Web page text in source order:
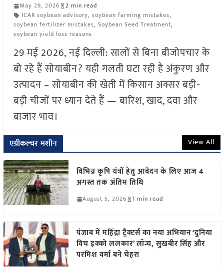
May 29, 2026
2 min read
ICAR soybean advisory, soybean farming mistakes,
soybean fertilizer mistakes, Soybean Seed Treatment,
soybean yield loss reasons
29 मई 2026, नई दिल्ली: सालों से बिना बीजोपचार के
बो रहे हैं सोयाबीन? यही गलती घटा रही है अंकुरण और
उत्पादन – सोयाबीन की खेती में किसान अक्सर बड़ी-
बड़ी चीजों पर ध्यान देते हैं — बारिश, खाद, दवा और
बाजार भाव।
एग्रीकल्चर मशीन View All
विभिन्न कृषि यंत्रों हेतु आवेदन के लिए आज 4
अगस्त तक अंतिम तिथि
August 5, 2026 1 min read
पंजाब में महिंद्रा ट्रैक्टर्स का नया अभियान ‘दुनिया
विच इक्को ललकार’ लॉन्च, सुखबीर सिंह और
परमिश वर्मा बने चेहरा